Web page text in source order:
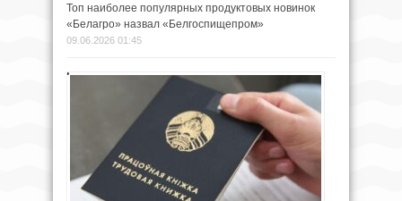
Топ наиболее популярных продуктовых новинок
«Белагро» назвал «Белгоспищепром»
09.06.2026 01:45